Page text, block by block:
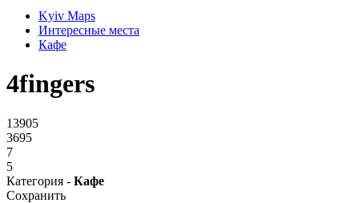
Kyiv Maps
Интересные места
Кафе
4fingers
13905
3695
7
5
Категория - Кафе
Сохранить